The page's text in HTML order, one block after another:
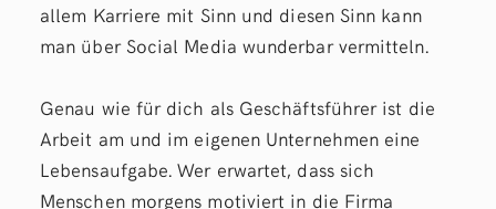
allem Karriere mit Sinn und diesen Sinn kann
man über Social Media wunderbar vermitteln.
Genau wie für dich als Geschäftsführer ist die
Arbeit am und im eigenen Unternehmen eine
Lebensaufgabe. Wer erwartet, dass sich
Menschen morgens motiviert in die Firma